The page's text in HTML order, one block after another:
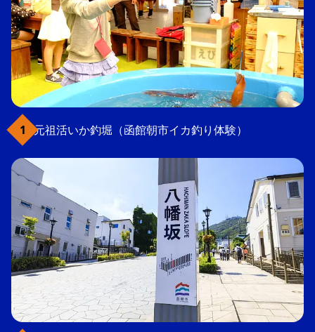
元祖活いか釣堀（函館朝市イカ釣り体験）